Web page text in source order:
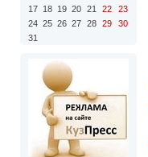
17 18 19 20 21 22
23
24 25 26 27 28 29
30
31